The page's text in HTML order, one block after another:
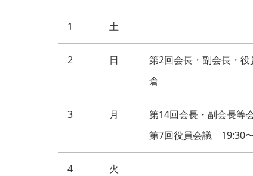
1 土
2 日
第2回会長・副会長・
倉
3 月
第14回会長・副会長等
第7回役員会議 19:30〜
4 火